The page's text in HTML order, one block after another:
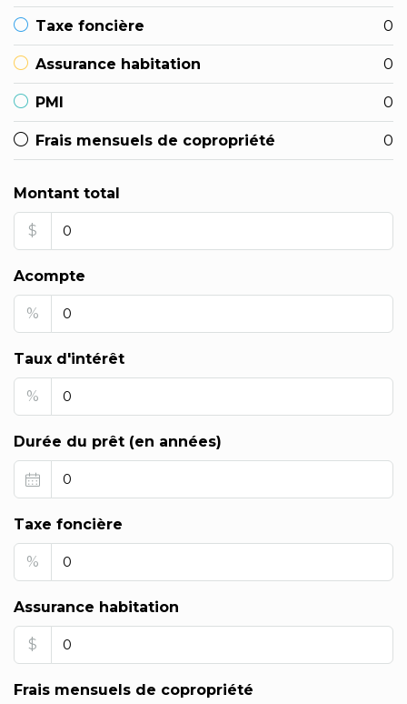
Taxe foncière 0
Assurance habitation 0
PMI 0
Frais mensuels de copropriété 0
Montant total
$
Acompte
%
Taux d'intérêt
%
Durée du prêt (en années)
Taxe foncière
%
Assurance habitation
$
Frais mensuels de copropriété